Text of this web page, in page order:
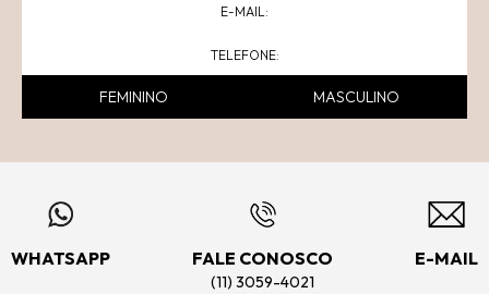
FEMININO MASCULINO
WHATSAPP FALE CONOSCO
(11) 3059-4021
E-MAIL